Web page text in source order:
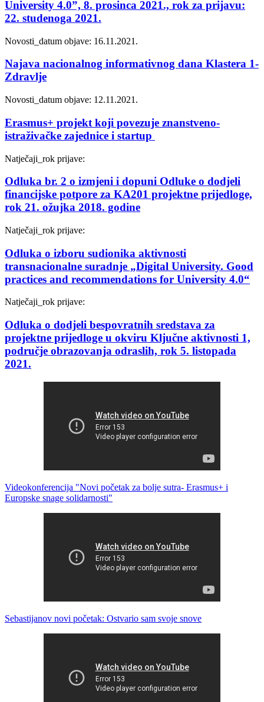
University 4.0”, 8. prosinca 2021., rok za prijavu:
22. studenoga 2021.
Novosti_ datum objave: 16.11.2021.
Najava nacionalnog informativnog dana Klastera 1-
Zdravlje
Novosti_ datum objave: 12.11.2021.
Erasmus+ projekt koji povezuje znanstveno-
istraživačke zajednice i startup
Natječaji_ rok prijave:
Odluka br. 2 o izmjeni i dopuni Odluke o dodjeli
financijske potpore za KA201 projektne prijedloge,
rok 21. ožujka 2018. godine
Natječaji_ rok prijave:
Odluka o izboru sudionika aktivnosti
transnacionalne suradnje „Digital University. Good
practices and recommendations for University 4.0“
Natječaji_ rok prijave:
Odluka o dodjeli bespovratnih sredstava za
projektne prijedloge u okviru Ključne aktivnosti 1,
područje obrazovanja odraslih, rok 5. listopada
2021.
Videokonferencija "Novi početak za bolje sutra- Erasmus+ i
Europske snage solidarnosti"
Sebastijanov novi početak: Ostvario sam svoje snove